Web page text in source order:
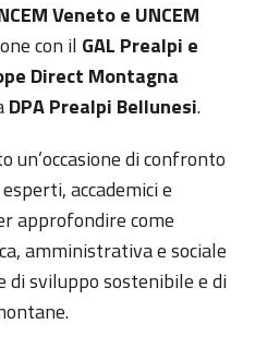
Veneto e UNCEM
con il GAL Prealpi e
Direct Montagna
DPA Prealpi Bellunesi.
un’occasione di confronto
accademici e
approfondire come
amministrativa e sociale
sviluppo sostenibile e di